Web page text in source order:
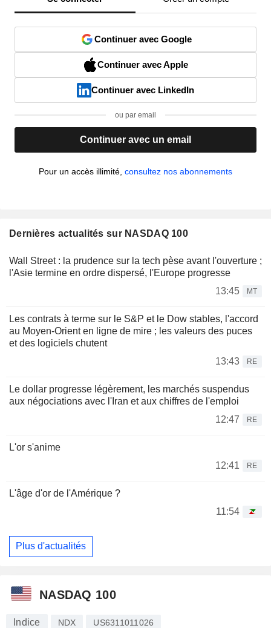
Continuer avec Google
Continuer avec Apple
Continuer avec LinkedIn
ou par email
Continuer avec un email
Pour un accès illimité, consultez nos abonnements
Dernières actualités sur NASDAQ 100
Wall Street : la prudence sur la tech pèse avant l'ouverture ;
l'Asie termine en ordre dispersé, l'Europe progresse
13:45
MT
Les contrats à terme sur le S&P et le Dow stables, l'accord
au Moyen-Orient en ligne de mire ; les valeurs des puces
et des logiciels chutent
13:43
RE
Le dollar progresse légèrement, les marchés suspendus
aux négociations avec l'Iran et aux chiffres de l'emploi
12:47
RE
L'or s'anime
12:41
RE
L'âge d'or de l'Amérique ?
11:54
Plus d'actualités
NASDAQ 100
Indice NDX US6311011026